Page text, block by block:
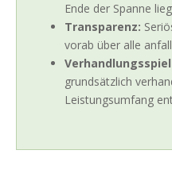
Ende der Spanne
Transparenz:
vorab über alle
grundsätzlich
Leistungsumfang